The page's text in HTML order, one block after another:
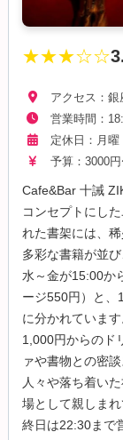
★★★☆☆
アクセス：銀
営業時間：
定休日：月曜
予算：3000円
Cafe&Bar 十誡
コンセプトにし
れた書架には、
多彩な書籍が並
水～金が15:00か
ージ550円）と、
に分かれていま
1,000円からのド
ァや書物との密
人々や落ち着い
場として親しま
終日は22:30まで